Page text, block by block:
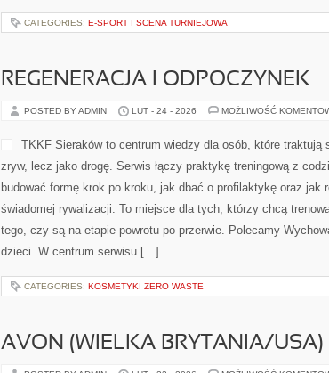
CATEGORIES: E-SPORT I SCENA TURNIEJOWA
REGENERACJA I ODPOCZYNEK
POSTED BY ADMIN LUT - 24 - 2026 MOŻLIWOŚĆ
TKKF Sieraków to centrum wiedzy dla osób, które traktują
zryw, lecz jako drogę. Serwis łączy praktykę treningową z
budować formę krok po kroku, jak dbać o profilaktykę oraz jak
świadomej rywalizacji. To miejsce dla tych, którzy chcą
tego, czy są na etapie powrotu po przerwie. Polecamy
dzieci. W centrum serwisu […]
CATEGORIES: KOSMETYKI ZERO WASTE
AVON (WIELKA BRYTANIA/USA)